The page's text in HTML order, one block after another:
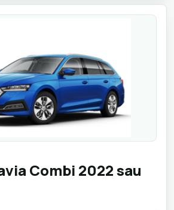
Combi 2022 sau